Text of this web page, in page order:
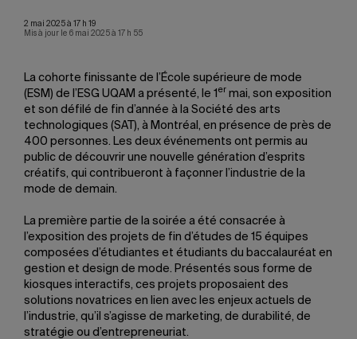
2 mai 2025 à 17 h 19
Mis à jour le 6 mai 2025 à 17 h 55
La cohorte finissante de l’École supérieure de mode
(ESM) de l’ESG UQAM a présenté, le 1 er mai, son exposition
et son défilé de fin d’année à la Société des arts
technologiques (SAT), à Montréal, en présence de près de
400 personnes. Les deux événements ont permis au
public de découvrir une nouvelle génération d’esprits
créatifs, qui contribueront à façonner l’industrie de la
mode de demain.
La première partie de la soirée a été consacrée à
l’exposition des projets de fin d’études de 15 équipes
composées d’étudiantes et étudiants du baccalauréat en
gestion et design de mode. Présentés sous forme de
kiosques interactifs, ces projets proposaient des
solutions novatrices en lien avec les enjeux actuels de
l’industrie, qu’il s’agisse de marketing, de durabilité, de
stratégie ou d’entrepreneuriat.